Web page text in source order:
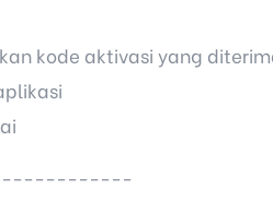
kode aktivasi yang